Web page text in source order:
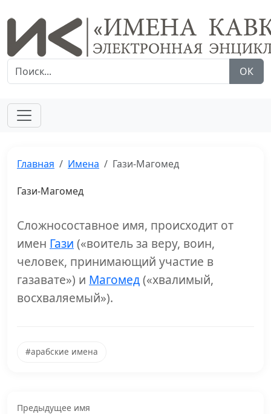
ОК
Главная Имена Гази-Магомед
Гази-Магомед
Сложносоставное имя, происходит от
имен Гази («воитель за веру, воин,
человек, принимающий участие в
газавате») и Магомед(«хвалимый,
восхваляемый»).
#арабские имена
Предыдущее имя